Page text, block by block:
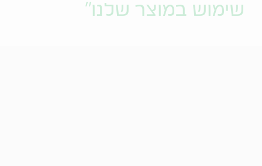
שימוש במוצר שלנו"